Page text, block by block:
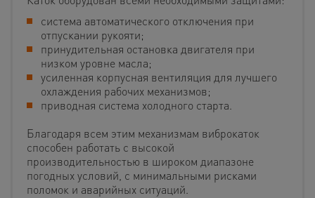
система автоматического отключения при
отпускании рукояти;
принудительная остановка двигателя при
низком уровне масла;
усиленная корпусная вентиляция для лучшего
охлаждения рабочих механизмов;
приводная система холодного старта.
Благодаря всем этим механизмам виброкаток
способен работать с высокой
производительностью в широком диапазоне
погодных условий, с минимальными рисками
поломок и аварийных ситуаций.